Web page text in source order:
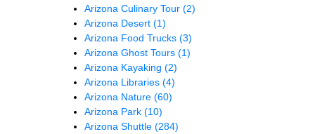
Arizona Culinary Tour (2)
Arizona Desert (1)
Arizona Food Trucks (3)
Arizona Ghost Tours (1)
Arizona Kayaking (2)
Arizona Libraries (4)
Arizona Nature (60)
Arizona Park (10)
Arizona Shuttle (284)